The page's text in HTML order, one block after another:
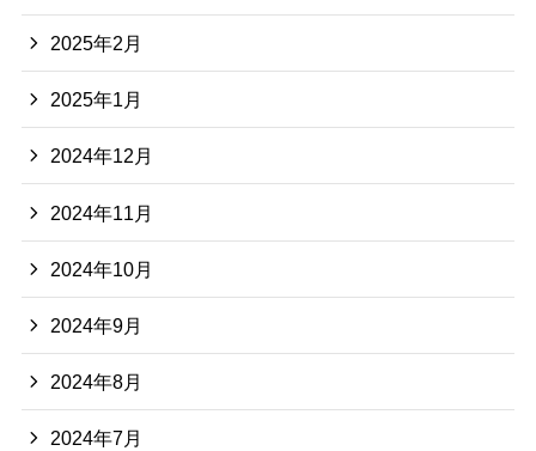
2025年2月
2025年1月
2024年12月
2024年11月
2024年10月
2024年9月
2024年8月
2024年7月